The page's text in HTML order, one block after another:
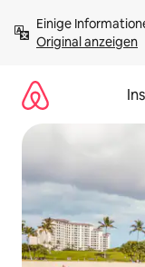
Inhalten
springenOriginal anzeigen